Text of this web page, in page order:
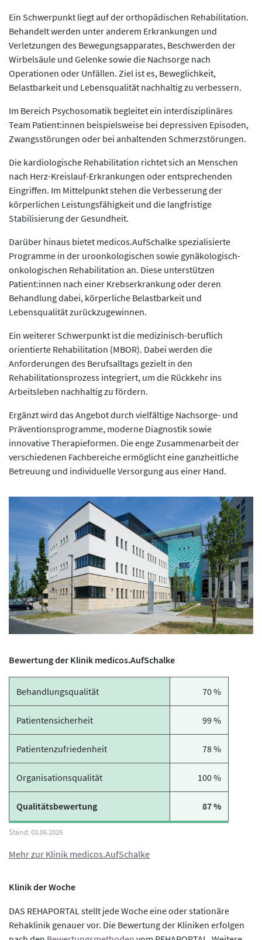
Ein Schwerpunkt liegt auf der orthopädischen Rehabilitation.
Behandelt werden unter anderem Erkrankungen und
Verletzungen des Bewegungsapparates, Beschwerden der
Wirbelsäule und Gelenke sowie die Nachsorge nach
Operationen oder Unfällen. Ziel ist es, Beweglichkeit,
Belastbarkeit und Lebensqualität nachhaltig zu verbessern.
Im Bereich Psychosomatik begleitet ein interdisziplinäres
Team Patient:innen beispielsweise bei depressiven Episoden,
Zwangsstörungen oder bei anhaltenden Schmerzstörungen.
Die kardiologische Rehabilitation richtet sich an Menschen
nach Herz-Kreislauf-Erkrankungen oder entsprechenden
Eingriffen. Im Mittelpunkt stehen die Verbesserung der
körperlichen Leistungsfähigkeit und die langfristige
Stabilisierung der Gesundheit.
Darüber hinaus bietet medicos.AufSchalke spezialisierte
Programme in der uroonkologischen sowie gynäkologisch-
onkologischen Rehabilitation an. Diese unterstützen
Patient:innen nach einer Krebserkrankung oder deren
Behandlung dabei, körperliche Belastbarkeit und
Lebensqualität zurückzugewinnen.
Ein weiterer Schwerpunkt ist die medizinisch-beruflich
orientierte Rehabilitation (MBOR). Dabei werden die
Anforderungen des Berufsalltags gezielt in den
Rehabilitationsprozess integriert, um die Rückkehr ins
Arbeitsleben nachhaltig zu fördern.
Ergänzt wird das Angebot durch vielfältige Nachsorge- und
Präventionsprogramme, moderne Diagnostik sowie
innovative Therapieformen. Die enge Zusammenarbeit der
verschiedenen Fachbereiche ermöglicht eine ganzheitliche
Betreuung und individuelle Versorgung aus einer Hand.
Bewertung der Klinik medicos.AufSchalke
Behandlungsqualität 70 %
Patientensicherheit 99 %
Patientenzufriedenheit 78 %
Organisationsqualität 100 %
Qualitätsbewertung 87 %
Mehr zur Klinik medicos.AufSchalke
Klinik der Woche
DAS REHAPORTAL stellt jede Woche eine oder stationäre
Rehaklinik genauer vor. Die Bewertung der Kliniken erfolgen